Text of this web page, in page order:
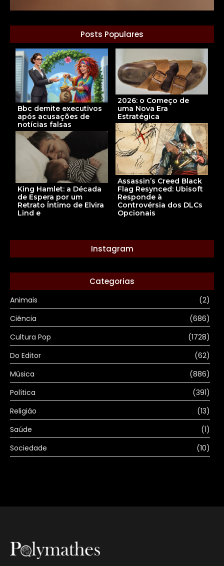
Posts Populares
Bbc demite executivos
após acusações de
notícias falsas
2026: o Começo de
uma Nova Era
Estratégica
Assassin’s Creed Black
Flag Resynced: Ubisoft
Responde à
Controvérsia dos DLCs
Opcionais
King Hamlet: a Década
de Espera por um
Retrato Íntimo de Elvira
Lind e
Instagram
Categorias
Animais
(2)
Ciência
(686)
Cultura Pop
(1728)
Do Editor
(62)
Música
(886)
Política
(391)
Religião
(13)
Saúde
(1)
Sociedade
(10)